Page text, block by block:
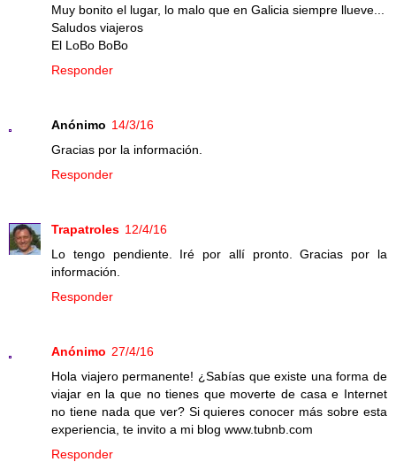
Muy bonito el lugar, lo malo que en Galicia siempre llueve...
Saludos viajeros
El LoBo BoBo
Responder
Anónimo 14/3/16
Gracias por la información.
Responder
Trapatroles 12/4/16
Lo tengo pendiente. Iré por allí pronto. Gracias por la
información.
Responder
Anónimo 27/4/16
Hola viajero permanente! ¿Sabías que existe una forma de
viajar en la que no tienes que moverte de casa e Internet
no tiene nada que ver? Si quieres conocer más sobre esta
experiencia, te invito a mi blog www.tubnb.com
Responder